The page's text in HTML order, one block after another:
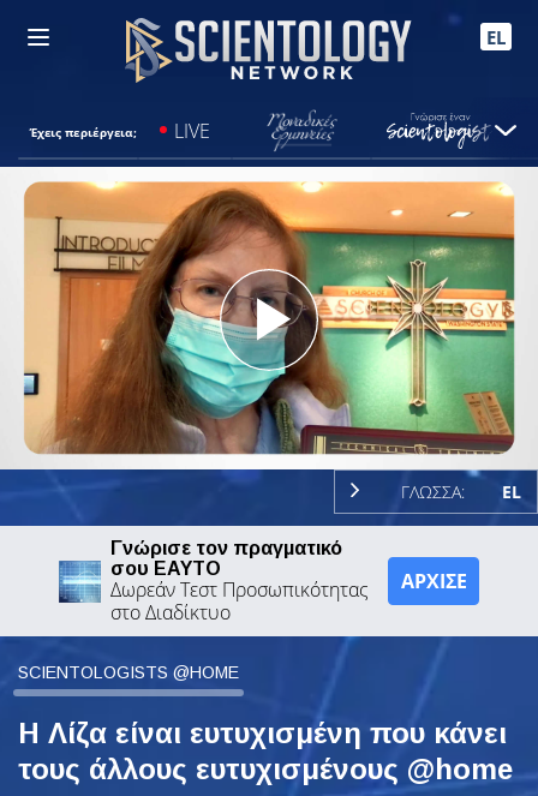
EL
Έχεις περιέργεια; LIVE
Play
Video
ΓΛΩΣΣΑ: EL
Γνώρισε τον πραγματικό
σου ΕΑΥΤΟ
Δωρεάν Τεστ Προσωπικότητας
στο Διαδίκτυο
ΑΡΧΙΣΕ
SCIENTOLOGISTS @HOME
Η Λίζα είναι ευτυχισμένη που κάνει
τους άλλους ευτυχισμένους @home